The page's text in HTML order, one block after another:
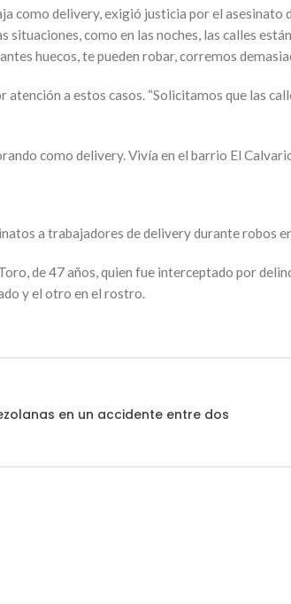
como delivery, exigió justicia por el asesinato
como en las noches, las calles
huecos, te pueden robar, corremos
a estos casos. “Solicitamos que las
como delivery. Vivía en el barrio El
a trabajadores de delivery durante robos
de 47 años, quien fue interceptado por
y el otro en el rostro.
en un accidente entre dos